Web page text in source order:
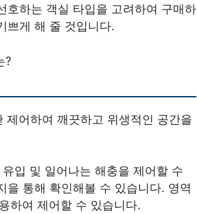
호하는 객실 타입을 고려하여 구매하
쁘게 해 줄 것입니다.
?
어하여 깨끗하고 위생적인 공간을
입 및 일어나는 해충을 제어할 수
을 통해 확인해볼 수 있습니다. 영역
하여 제어할 수 있습니다.